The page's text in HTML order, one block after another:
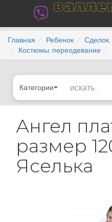
Главная Ребенок
Сделок,
Костюмы, переодевание
Категории
Ангел
размер
Яселька